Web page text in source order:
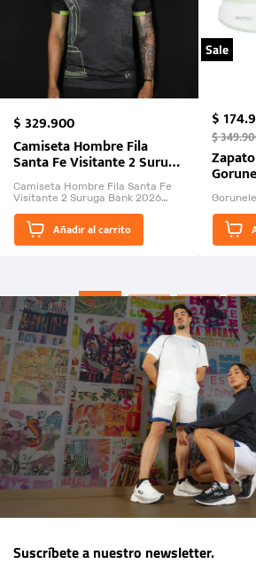
$329.900
Camiseta Hombre Fila
Santa Fe Visitante 2 Suruga
Bank 2026
Camiseta Hombre Fila Santa Fe
Visitante 2 Suruga Bank 2026
El Rugido del Sol Naciente:
“Primeros para la Et...
Añadir al carrito
Sale
$174.
$349.
Suscríbete a nuestro newsletter.